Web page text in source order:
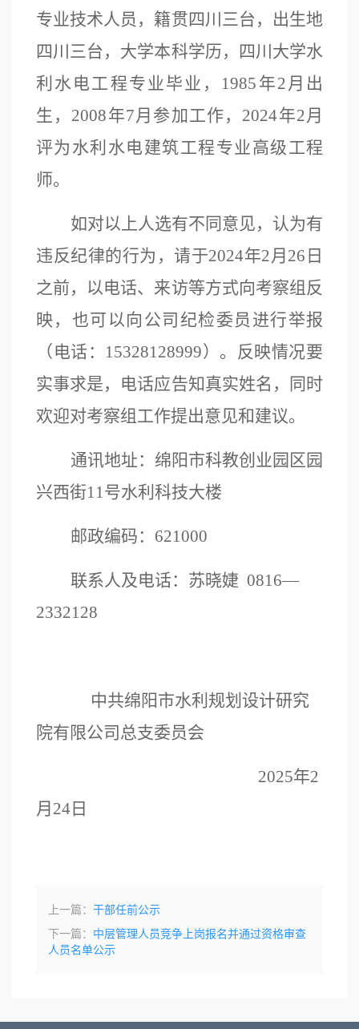
专业技术人员，籍贯四川三台，出生地
四川三台，大学本科学历，四川大学水
利水电工程专业毕业， 1985年2月出
生，2008年7月参加工作，2024年2月
评为 水利水电建筑工程专业高级工程
师。
如对以上人选有不同意见，认为有
违反纪律的行为，请于2024年2月26日
之前，以电话、来访等方式向考察组反
映，也可以向公司纪检委员进行举报
（电话： 15328128999）。反映情况要
实事求是，电话应告知真实姓名，同时
欢迎对考察组工作提出意见和建议。
通讯地址：绵阳市科教创业园区园
兴西街11号水利科技大楼
邮政编码： 621000
联系人及电话：苏晓婕 0816—
2332128
中共绵阳市水利规划设计研究
院有限公司总支委员会
2025年2
月24日
上一篇： 干部任前公示
下一篇： 中层管理人员竞争上岗报名并通过资格审查
人员名单公示